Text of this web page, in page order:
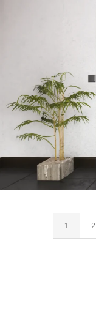
SUN 2023 DE
ÇELIK KAPI
1 2